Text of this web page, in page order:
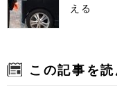
える
この記事を